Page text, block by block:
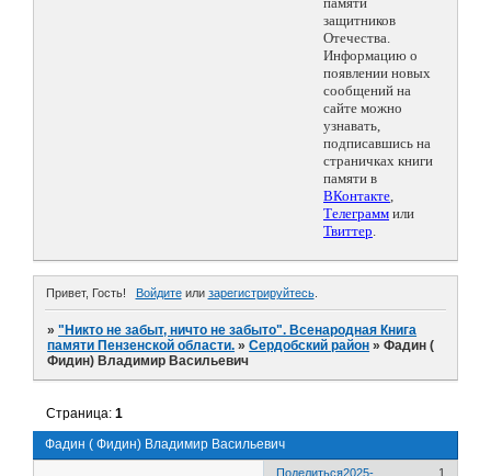
защитников
Отечества.
Информацию о
появлении новых
сообщений на
сайте можно
узнавать,
подписавшись на
страничках книги
памяти в
ВКонтакте,
Телеграмм или
Твиттер.
Привет, Гость! Войдитеили зарегистрируйтесь.
»"Никто не забыт, ничто не забыто". Всенародная Книга
памяти Пензенской области. »Сердобский район »Фадин (
Фидин) Владимир Васильевич
Фадин ( Фидин) Владимир Васильевич
Страница:1
Поделиться 1
2025-